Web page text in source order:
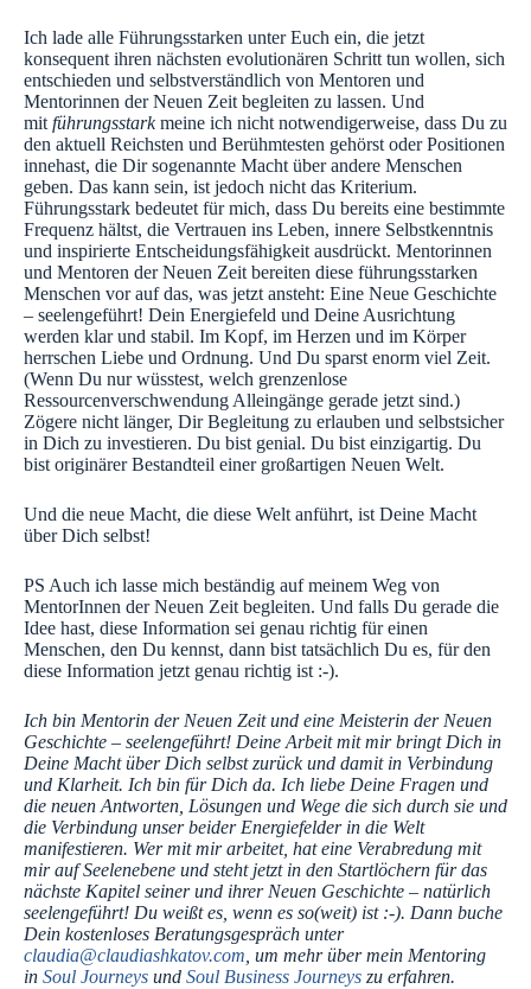
Ich lade alle Führungsstarken unter Euch ein, die jetzt
konsequent ihren nächsten evolutionären Schritt tun wollen, sich
entschieden und selbstverständlich von Mentoren und
Mentorinnen der Neuen Zeit begleiten zu lassen. Und
mit führungsstarkmeine ich nicht notwendigerweise, dass Du zu
den aktuell Reichsten und Berühmtesten gehörst oder Positionen
innehast, die Dir sogenannte Macht über andere Menschen
geben. Das kann sein, ist jedoch nicht das Kriterium.
Führungsstark bedeutet für mich, dass Du bereits eine bestimmte
Frequenz hältst, die Vertrauen ins Leben, innere Selbstkenntnis
und inspirierte Entscheidungsfähigkeit ausdrückt. Mentorinnen
und Mentoren der Neuen Zeit bereiten diese führungsstarken
Menschen vor auf das, was jetzt ansteht: Eine Neue Geschichte
– seelengeführt! Dein Energiefeld und Deine Ausrichtung
werden klar und stabil. Im Kopf, im Herzen und im Körper
herrschen Liebe und Ordnung. Und Du sparst enorm viel Zeit.
(Wenn Du nur wüsstest, welch grenzenlose
Ressourcenverschwendung Alleingänge gerade jetzt sind.)
Zögere nicht länger, Dir Begleitung zu erlauben und selbstsicher
in Dich zu investieren. Du bist genial. Du bist einzigartig. Du
bist originärer Bestandteil einer großartigen Neuen Welt.
Und die neue Macht, die diese Welt anführt, ist Deine Macht
über Dich selbst!
PS Auch ich lasse mich beständig auf meinem Weg von
MentorInnen der Neuen Zeit begleiten. Und falls Du gerade die
Idee hast, diese Information sei genau richtig für einen
Menschen, den Du kennst, dann bist tatsächlich Du es, für den
diese Information jetzt genau richtig ist :-).
Ich bin Mentorin der Neuen Zeit und eine Meisterin der Neuen
Geschichte – seelengeführt! Deine Arbeit mit mir bringt Dich in
Deine Macht über Dich selbst zurück und damit in Verbindung
und Klarheit. Ich bin für Dich da. Ich liebe Deine Fragen und
die neuen Antworten, Lösungen und Wege die sich durch sie und
die Verbindung unser beider Energiefelder in die Welt
manifestieren. Wer mit mir arbeitet, hat eine Verabredung mit
mir auf Seelenebene und steht jetzt in den Startlöchern für das
nächste Kapitel seiner und ihrer Neuen Geschichte – natürlich
seelengeführt! Du weißt es, wenn es so(weit) ist :-). Dann buche
Dein kostenloses Beratungsgespräch unter
claudia@claudiashkatov.com , um mehr über mein Mentoring
in Soul Journeys und Soul Business Journeys zu erfahren.